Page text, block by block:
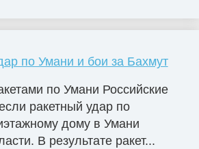
по Умани и бои за Бахмут
по Умани Российские
ракетный удар по
дому в Умани
В результате ракет...